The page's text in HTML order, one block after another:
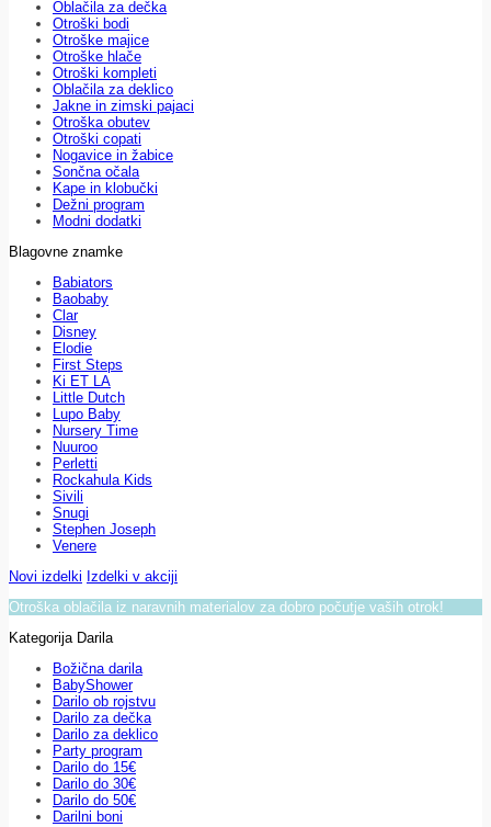
Oblačila za dečka
Otroški bodi
Otroške majice
Otroške hlače
Otroški kompleti
Oblačila za deklico
Jakne in zimski pajaci
Otroška obutev
Otroški copati
Nogavice in žabice
Sončna očala
Kape in klobučki
Dežni program
Modni dodatki
Blagovne znamke
Babiators
Baobaby
Clar
Disney
Elodie
First Steps
Ki ET LA
Little Dutch
Lupo Baby
Nursery Time
Nuuroo
Perletti
Rockahula Kids
Sivili
Snugi
Stephen Joseph
Venere
Novi izdelki Izdelki v akciji
Otroška oblačila iz naravnih materialov za dobro počutje vaših otrok!
Kategorija Darila
Božična darila
BabyShower
Darilo ob rojstvu
Darilo za dečka
Darilo za deklico
Party program
Darilo do 15€
Darilo do 30€
Darilo do 50€
Darilni boni